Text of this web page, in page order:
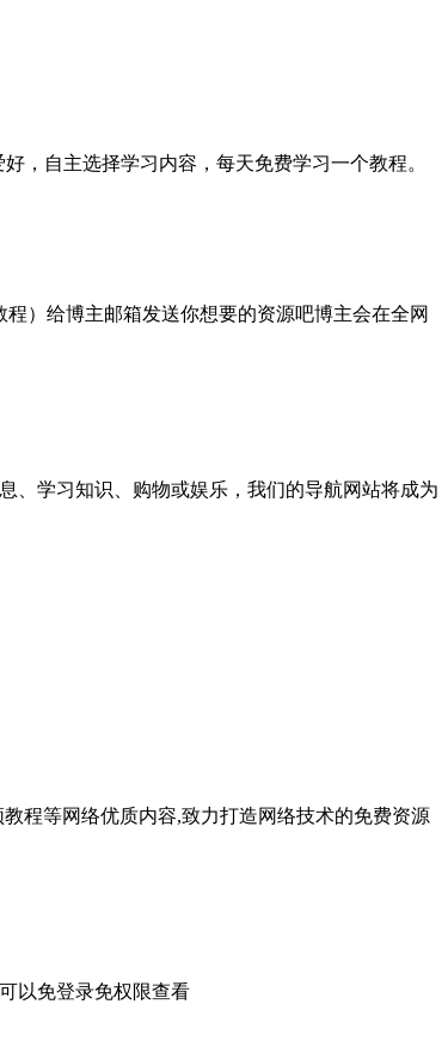
，自主选择学习内容，每天免费学习一个教程。
）给博主邮箱发送你想要的资源吧博主会在全网
、学习知识、购物或娱乐，我们的导航网站将成为
程等网络优质内容,致力打造网络技术的免费资源
以免登录免权限查看